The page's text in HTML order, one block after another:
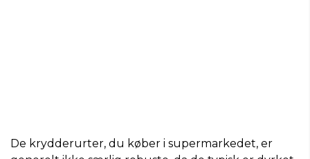
De krydderurter, du køber i supermarkedet, er